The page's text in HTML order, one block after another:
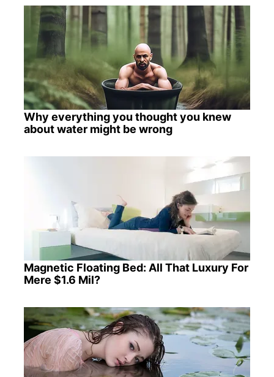
Why everything you thought you knew
about water might be wrong
Magnetic Floating Bed: All That Luxury For
Mere $1.6 Mil?